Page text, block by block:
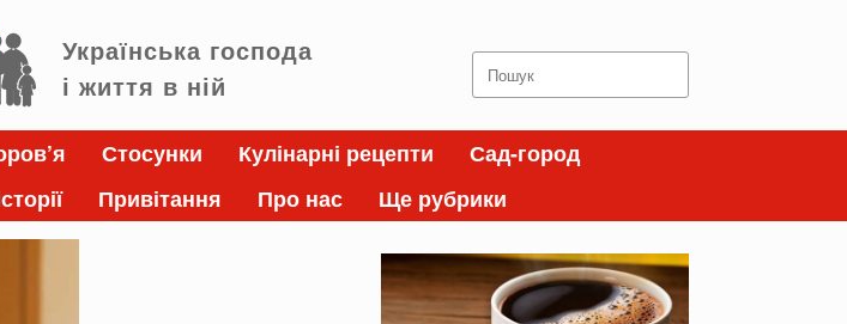
Українська господа
і життя в ній
Search
for:
Стосунки Кулінарні рецепти
Сад-город
Привітання Про нас Ще рубрики